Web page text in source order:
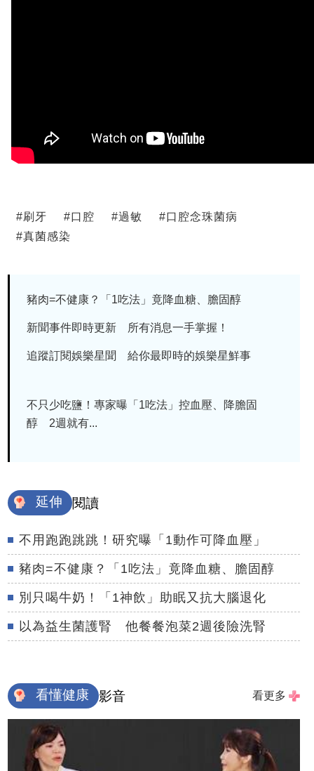
#刷牙 #口腔 #過敏 #口腔念珠菌病
#真菌感染
豬肉=不健康？「1吃法」竟降血糖、膽固醇
新聞事件即時更新 所有消息一手掌握！
追蹤訂閱娛樂星聞 給你最即時的娛樂星鮮事
不只少吃鹽！專家曝「1吃法」控血壓、降膽固
醇 2週就有...
延伸 閱讀
不用跑跑跳跳！研究曝「1動作可降血壓」
豬肉=不健康？「1吃法」竟降血糖、膽固醇
別只喝牛奶！「1神飲」助眠又抗大腦退化
以為益生菌護腎 他餐餐泡菜2週後險洗腎
看懂健康 影音 看更多